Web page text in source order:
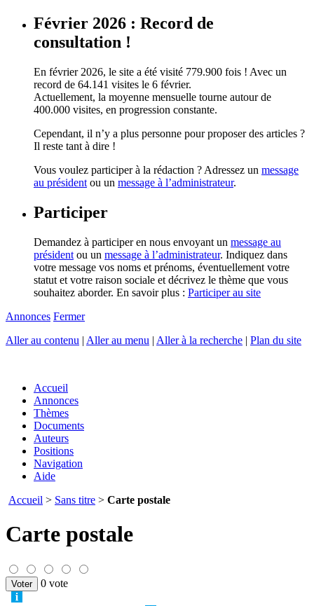
Février 2026 : Record de
consultation !
En février 2026, le site a été visité 779.900 fois ! Avec un
record de 64.141 visites le 6 février.
Actuellement, la moyenne mensuelle tourne autour de
400.000 visites, en progression constante.
Cependant, il n’y a plus personne pour proposer des articles ?
Il reste tant à dire !
Vous voulez participer à la rédaction ? Adressez un message
au président ou un message à l’administrateur.
Participer
Demandez à participer en nous envoyant un message au
président ou un message à l’administrateur. Indiquez dans
votre message vos noms et prénoms, éventuellement votre
statut et votre raison sociale et décrivez le thème que vous
souhaitez aborder. En savoir plus : Participer au site
Annonces Fermer
Aller au contenu | Aller au menu | Aller à la recherche | Plan du site
Accueil
Annonces
Thèmes
Documents
Auteurs
Positions
Navigation
Aide
Accueil > Sans titre > Carte postale
Carte postale
0 vote